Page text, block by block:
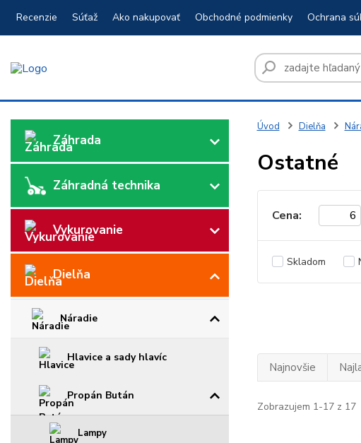
Recenzie Súťaž Ako nakupovať Obchodné podmienky Ochrana
Záhrada
Záhradná technika
Vykurovanie
Dielňa
Náradie
Hlavice a sady hlavíc
Propán Bután
Lampy
Úvod Dielňa
Ostatné
Cena:
Skladom
Najnovšie
Zobrazujem 1-17 z 17